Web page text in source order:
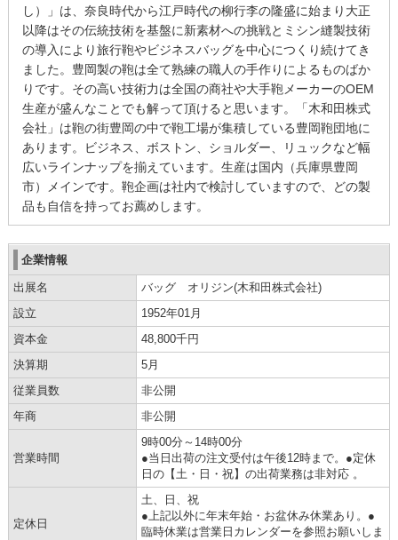
し）」 は、 奈良時代から江戸時代の柳行李の隆盛に始まり大正
以降はその伝統技術を基盤に新素材への挑戦とミシン縫製技術
の導入により旅行鞄やビジネスバッグを中心につくり続けてき
ました。 豊岡製の鞄は全て熟練の職人の手作りによるものばか
りです。 その高い技術力は全国の商社や大手鞄メーカーのOEM
生産が盛んなことでも解って頂けると思います。
「木和田株式
会社」は鞄の街豊岡の中で鞄工場が集積している豊岡鞄団地に
あります。
ビジネス、ボストン、ショルダー、リュックなど幅
広いラインナップを揃えています。 生産は国内（兵庫県豊岡
市）メインです。 鞄企画は社内で検討していますので、どの製
品も自信を持ってお薦めします。
企業情報
出展名
バッグ オリジン(木和田株式会社)
設立
1952年01月
資本金
48,800千円
決算期
5月
従業員数
非公開
年商
非公開
営業時間
9時00分～14時00分
●当日出荷の注文受付は午後12時まで。●定休
日の【土・日・祝】の出荷業務は非対応 。
定休日
土、日、祝
●上記以外に年末年始・お盆休み休業あり。●
臨時休業は営業日カレンダーを参照お願いしま